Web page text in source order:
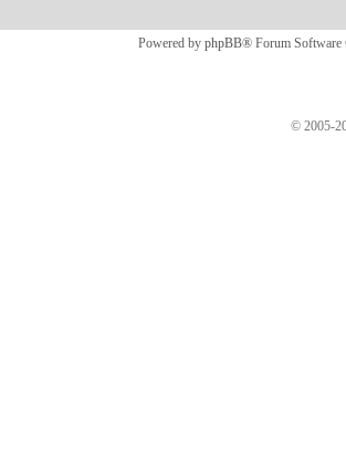
Powered by phpBB® Forum
© 2005-